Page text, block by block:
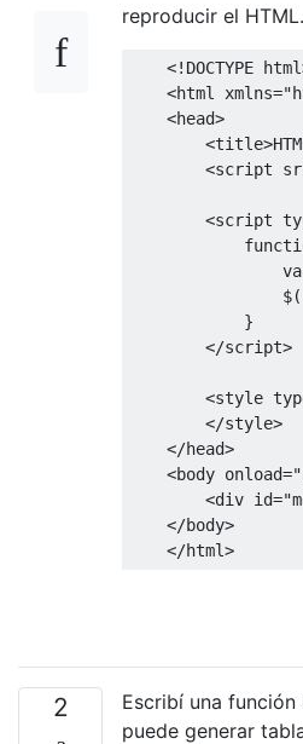
reproducir el HTML.
<! DOCTYPE html
<html xmlns=
<head>
<title>
<script
<script
                $
(
}
</script>
<style
</style>
</head>
<body onload=
<div id=
</body>
</html>
2
Escribí una
puede generar